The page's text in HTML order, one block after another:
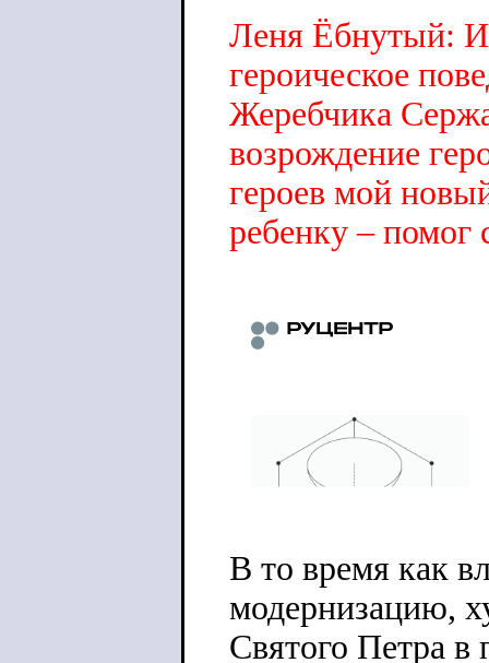
Леня Ёбнутый: И
героическое
Жеребчика
возрождение
героев мой
ребенку – помог
В то время как
модернизацию,
Святого Петра в